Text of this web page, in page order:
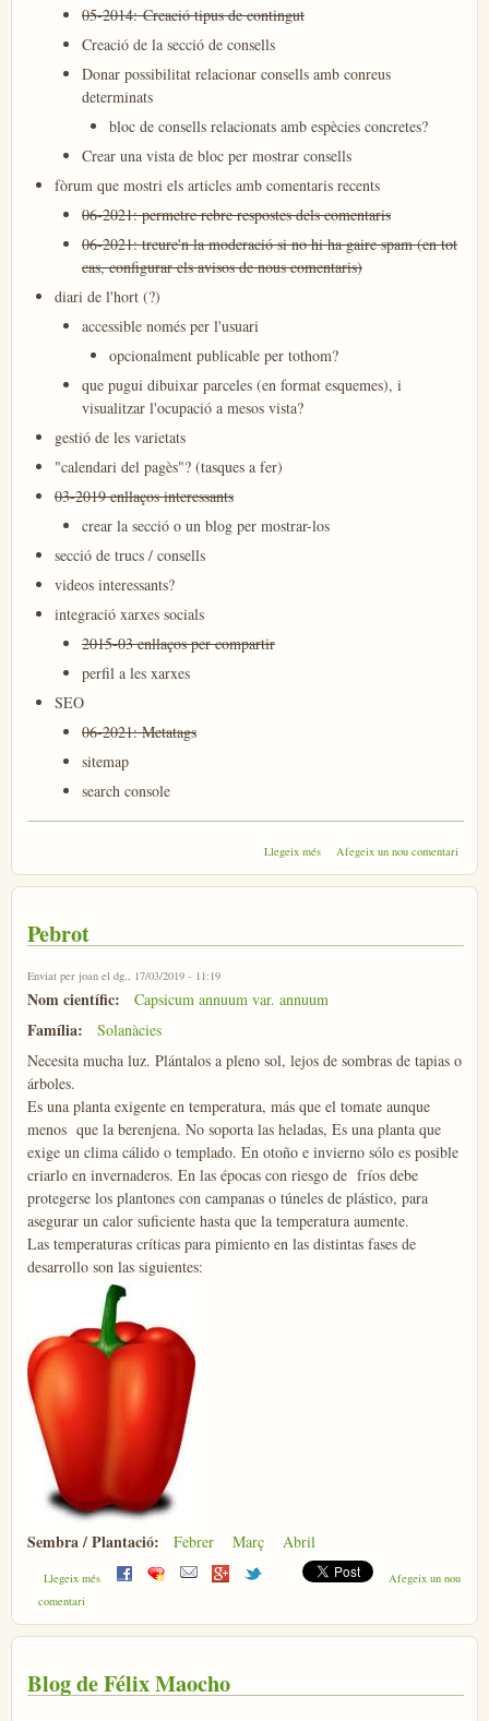
​05-2014: Creació tipus de contingut
Creació de la secció de consells
Donar possibilitat relacionar consells amb conreus
determinats
​bloc de consells relacionats amb espècies concretes?
Crear una vista de bloc per mostrar consells
fòrum que mostri els articles amb comentaris recents
06-2021: permetre rebre respostes dels comentaris
06-2021: treure'n la moderació si no hi ha gaire spam (en tot
cas, configurar els avisos de nous comentaris)
diari de l'hort (?)
accessible només per l'usuari
opcionalment publicable per tothom?
que pugui dibuixar parceles (en format esquemes), i
visualitzar l'ocupació a mesos vista?
gestió de les varietats
"calendari del pagès"? (tasques a fer)
03-2019 enllaços interessants
crear la secció o un blog per mostrar-los
secció de trucs / consells
videos interessants?
integració xarxes socials
2015-03 enllaços per compartir
perfil a les xarxes
SEO
06-2021: Metatags
sitemap
search console
Llegeix més sobre Pendent
Afegeix un nou comentari
Pebrot
Enviat per joan el dg., 17/03/2019 - 11:19
Nom científic: Capsicum annuum var. annuum
Família:
Solanàcies
Necesita mucha luz. Plántalos a pleno sol, lejos de sombras de tapias o
árboles.
Es una planta exigente en temperatura, más que el tomate aunque
menos que la berenjena. No soporta las heladas, Es una planta que
exige un clima cálido o templado. En otoño e invierno sólo es posible
criarlo en invernaderos. En las épocas con riesgo de fríos debe
protegerse los plantones con campanas o túneles de plástico, para
asegurar un calor suficiente hasta que la temperatura aumente.
Las temperaturas críticas para pimiento en las distintas fases de
desarrollo son las siguientes:
Sembra / Plantació: Febrer Març Abril
Llegeix més
sobre Pebrot
Afegeix un nou
comentari
Blog de Félix Maocho